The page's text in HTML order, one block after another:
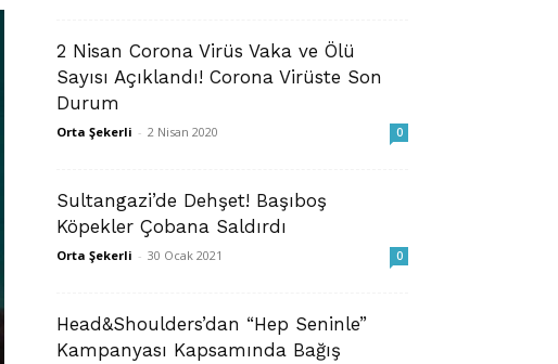
2 Nisan Corona Virüs Vaka ve Ölü
Sayısı Açıklandı! Corona Virüste Son
Durum
Orta Şekerli - 2 Nisan 2020 0
Sultangazi’de Dehşet! Başıboş
Köpekler Çobana Saldırdı
Orta Şekerli - 30 Ocak 2021 0
Head&Shoulders’dan “Hep Seninle”
Kampanyası Kapsamında Bağış